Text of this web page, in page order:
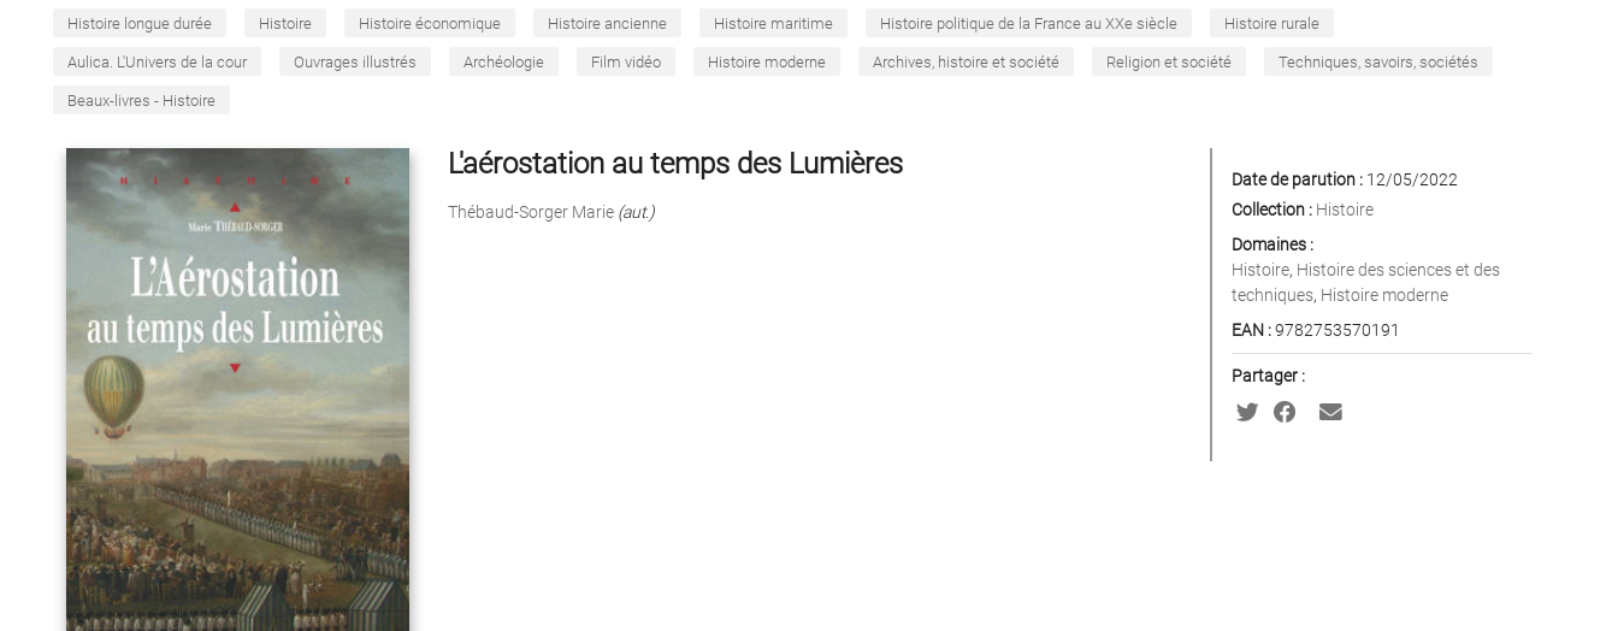
Histoire longue durée Histoire Histoire économique Histoire ancienne Histoire maritime Histoire politique de la France au XXe siècle Histoire rurale
Aulica. L'Univers de la cour Ouvrages illustrés Archéologie Film vidéo Histoire moderne Archives, histoire et société Religion et société Techniques, savoirs, sociétés
Beaux-livres - Histoire
L'aérostation au temps des Lumières
Thébaud-Sorger Marie (aut.)
Date de parution :12/05/2022
Collection : Histoire
Domaines :
Histoire, Histoire des sciences et des
techniques, Histoire moderne
EAN :9782753570191
Partager :